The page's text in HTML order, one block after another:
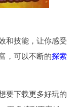
和技能，让你感受
，可以不断的探索
要下载更多好玩的